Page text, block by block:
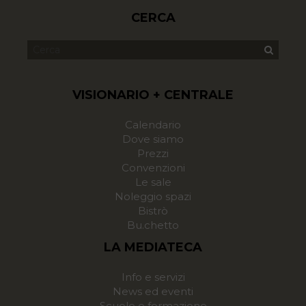
CERCA
VISIONARIO + CENTRALE
Calendario
Dove siamo
Prezzi
Convenzioni
Le sale
Noleggio spazi
Bistrò
Bu.chetto
LA MEDIATECA
Info e servizi
News ed eventi